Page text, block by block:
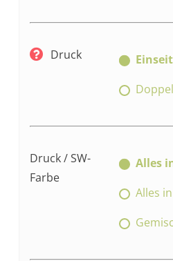
Druck
Druck / SW-
Farbe
Alles
Alles